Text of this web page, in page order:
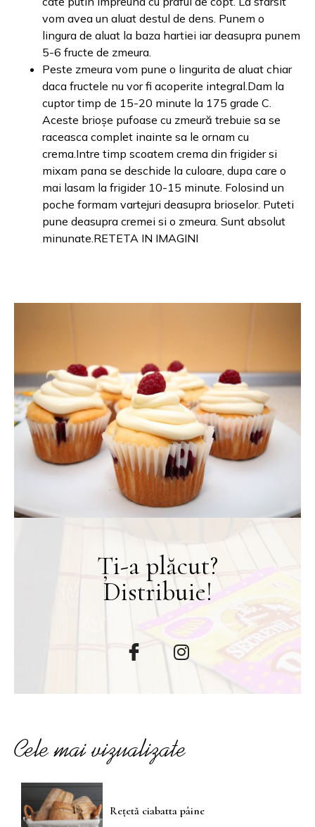
vom avea un aluat destul de dens. Punem o
lingura de aluat la baza hartiei iar deasupra punem
5-6 fructe de zmeura.
Peste zmeura vom pune o lingurita de aluat chiar
daca fructele nu vor fi acoperite integral.Dam la
cuptor timp de 15-20 minute la 175 grade C.
Aceste brioșe pufoase cu zmeură trebuie sa se
raceasca complet inainte sa le ornam cu
crema.Intre timp scoatem crema din frigider si
mixam pana se deschide la culoare, dupa care o
mai lasam la frigider 10-15 minute. Folosind un
poche formam vartejuri deasupra brioselor. Puteti
pune deasupra cremei si o zmeura. Sunt absolut
minunate.RETETA IN IMAGINI
Ți-a plăcut?
Distribuie!
Cele mai vizualizate
Rețetă ciabatta pâine